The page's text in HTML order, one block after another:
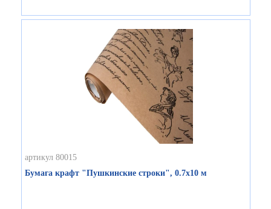
артикул 80015
Бумага крафт "Пушкинские строки", 0.7х10 м